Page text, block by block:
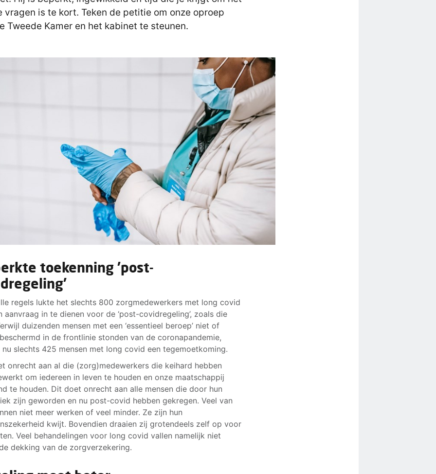
vragen is te kort. Teken de petitie om onze oproep
Tweede Kamer en het kabinet te steunen.
toekenning 'post-
regels lukte het slechts 800 zorgmedewerkers met long covid
aanvraag in te dienen voor de ‘post-covidregeling’, zoals die
duizenden mensen met een ‘essentieel beroep’ niet of
in de frontlinie stonden van de coronapandemie,
nu slechts 425 mensen met long covid een tegemoetkoming.
onrecht aan al die (zorg)medewerkers die keihard hebben
om iedereen in leven te houden en onze maatschappij
te houden. Dit doet onrecht aan alle mensen die door hun
zijn geworden en nu post-covid hebben gekregen. Veel van
niet meer werken of veel minder. Ze zijn hun
kwijt. Bovendien draaien zij grotendeels zelf op voor
Veel behandelingen voor long covid vallen namelijk niet
dekking van de zorgverzekering.